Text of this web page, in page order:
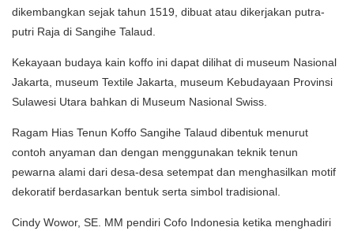
dikembangkan sejak tahun 1519, dibuat atau dikerjakan putra-
putri Raja di Sangihe Talaud.
Kekayaan budaya kain koffo ini dapat dilihat di museum Nasional
Jakarta, museum Textile Jakarta, museum Kebudayaan Provinsi
Sulawesi Utara bahkan di Museum Nasional Swiss.
Ragam Hias Tenun Koffo Sangihe Talaud dibentuk menurut
contoh anyaman dan dengan menggunakan teknik tenun
pewarna alami dari desa-desa setempat dan menghasilkan motif
dekoratif berdasarkan bentuk serta simbol tradisional.
Cindy Wowor, SE. MM pendiri Cofo Indonesia ketika menghadiri